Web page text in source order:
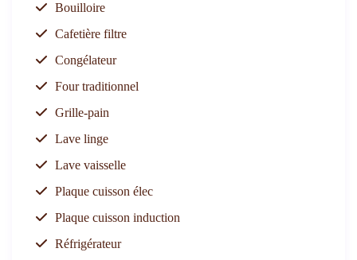
Bouilloire
Cafetière filtre
Congélateur
Four traditionnel
Grille-pain
Lave linge
Lave vaisselle
Plaque cuisson élec
Plaque cuisson induction
Réfrigérateur